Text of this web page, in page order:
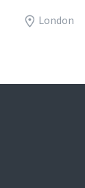
London